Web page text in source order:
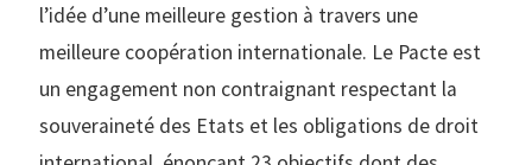
l’idée d’une meilleure gestion à travers une
meilleure coopération internationale. Le Pacte est
un engagement non contraignant respectant la
souveraineté des Etats et les obligations de droit